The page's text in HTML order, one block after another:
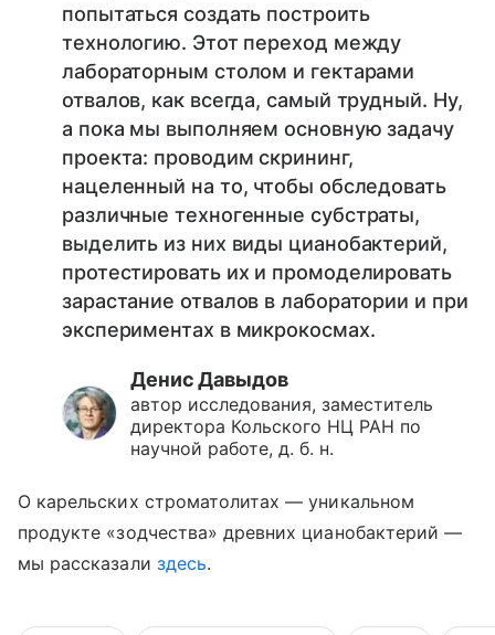
попытаться создать построить
технологию. Этот переход между
лабораторным столом и гектарами
отвалов, как всегда, самый трудный. Ну,
а пока мы выполняем основную задачу
проекта: проводим скрининг,
нацеленный на то, чтобы обследовать
различные техногенные субстраты,
выделить из них виды цианобактерий,
протестировать их и промоделировать
зарастание отвалов в лаборатории и при
экспериментах в микрокосмах.
Денис Давыдов
автор исследования, заместитель
директора Кольского НЦ РАН по
научной работе, д. б. н.
О карельских строматолитах — уникальном
продукте «зодчества» древних цианобактерий —
мы рассказали здесь.